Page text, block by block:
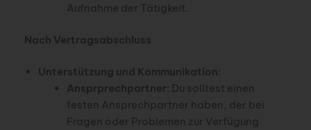
Aufnahme der Tätigkeit.
Nach Vertragsabschluss
Unterstützung und Kommunikation
Ansprprechpartner : Du solltest einen
festen Ansprechpartner haben, der bei
Fragen oder Problemen zur Verfügung